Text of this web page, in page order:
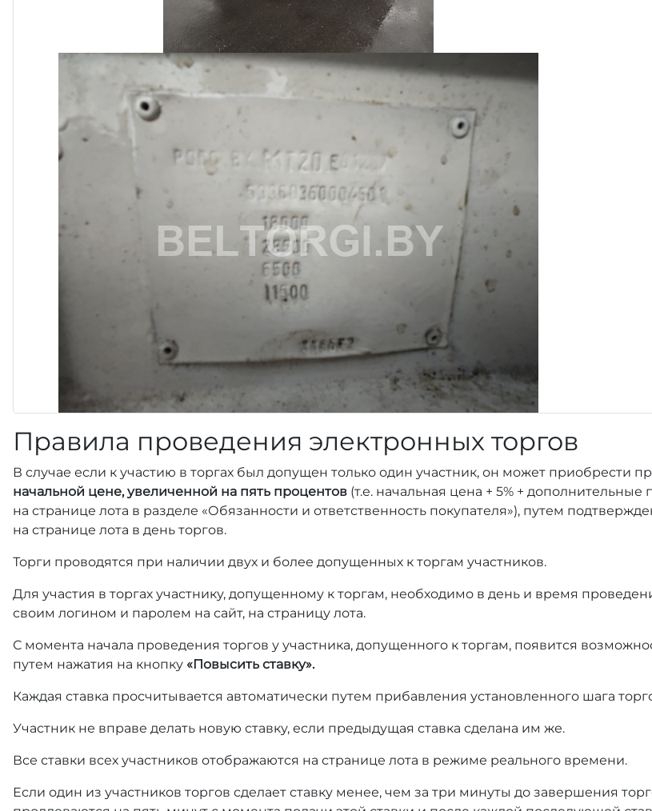
Правила проведения электронных торгов
В случае если к участию в торгах был допущен только один участник, он может приобрести
начальной цене, увеличенной на пять процентов (т.е. начальная цена + 5% + дополнительные
на странице лота в разделе «Обязанности и ответственность покупателя»), путем
на странице лота в день торгов.
Торги проводятся при наличии двух и более допущенных к торгам участников.
Для участия в торгах участнику, допущенному к торгам, необходимо в день и время
своим логином и паролем на сайт, на страницу лота.
С момента начала проведения торгов у участника, допущенного к торгам, появится
путем нажатия на кнопку «Повысить ставку».
Каждая ставка просчитывается автоматически путем прибавления установленного шага
Участник не вправе делать новую ставку, если предыдущая ставка сделана им же.
Все ставки всех участников отображаются на странице лота в режиме реального времени.
Если один из участников торгов сделает ставку менее, чем за три минуты до завершения